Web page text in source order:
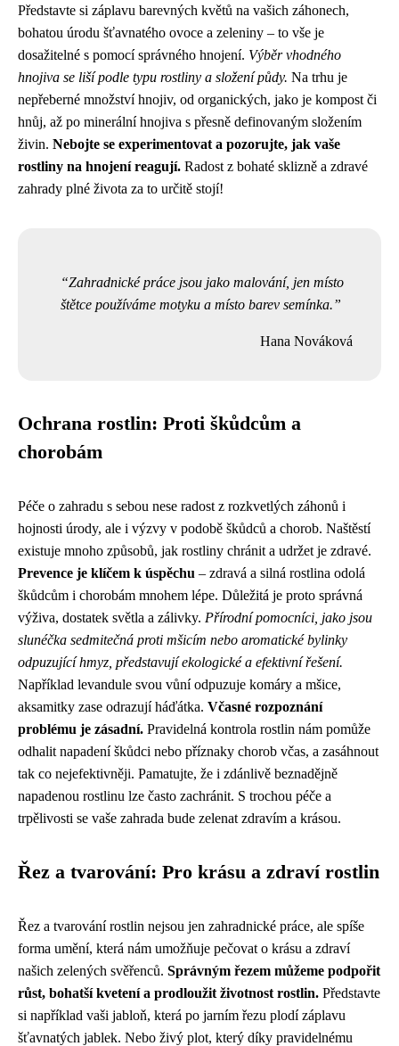
Představte si záplavu barevných květů na vašich záhonech,
bohatou úrodu šťavnatého ovoce a zeleniny – to vše je
dosažitelné s pomocí správného hnojení. Výběr vhodného
hnojiva se liší podle typu rostliny a složení půdy. Na trhu je
nepřeberné množství hnojiv, od organických, jako je kompost či
hnůj, až po minerální hnojiva s přesně definovaným složením
živin. Nebojte se experimentovat a pozorujte, jak vaše
rostliny na hnojení reagují. Radost z bohaté sklizně a zdravé
zahrady plné života za to určitě stojí!
Zahradnické práce jsou jako malování, jen místo
štětce používáme motyku a místo barev semínka.
Hana Nováková
Ochrana rostlin: Proti škůdcům a
chorobám
Péče o zahradu s sebou nese radost z rozkvetlých záhonů i
hojnosti úrody, ale i výzvy v podobě škůdců a chorob. Naštěstí
existuje mnoho způsobů, jak rostliny chránit a udržet je zdravé.
Prevence je klíčem k úspěchu – zdravá a silná rostlina odolá
škůdcům i chorobám mnohem lépe. Důležitá je proto správná
výživa, dostatek světla a zálivky. Přírodní pomocníci, jako jsou
slunéčka sedmitečná proti mšicím nebo aromatické bylinky
odpuzující hmyz, představují ekologické a efektivní řešení.
Například levandule svou vůní odpuzuje komáry a mšice,
aksamitky zase odrazují háďátka. Včasné rozpoznání
problému je zásadní. Pravidelná kontrola rostlin nám pomůže
odhalit napadení škůdci nebo příznaky chorob včas, a zasáhnout
tak co nejefektivněji. Pamatujte, že i zdánlivě beznadějně
napadenou rostlinu lze často zachránit. S trochou péče a
trpělivosti se vaše zahrada bude zelenat zdravím a krásou.
Řez a tvarování: Pro krásu a zdraví rostlin
Řez a tvarování rostlin nejsou jen zahradnické práce, ale spíše
forma umění, která nám umožňuje pečovat o krásu a zdraví
našich zelených svěřenců. Správným řezem můžeme podpořit
růst, bohatší kvetení a prodloužit životnost rostlin. Představte
si například vaši jabloň, která po jarním řezu plodí záplavu
šťavnatých jablek. Nebo živý plot, který díky pravidelnému